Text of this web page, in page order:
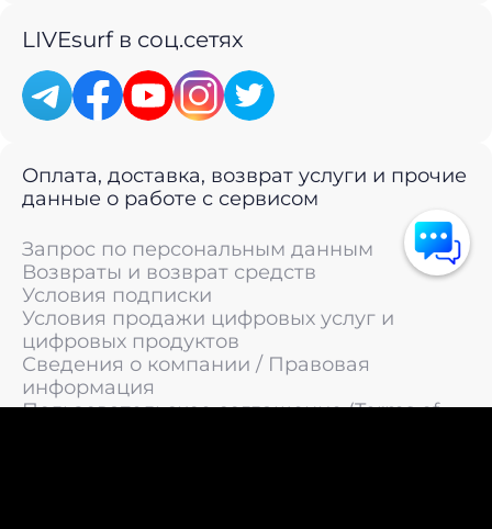
LIVEsurf в соц.сетях
Оплата, доставка, возврат услуги и прочие
данные о работе с сервисом
Запрос по персональным данным
Возвраты и возврат средств
Условия подписки
Условия продажи цифровых услуг и
цифровых продуктов
Сведения о компании / Правовая
информация
Пользовательское соглашение (Terms of